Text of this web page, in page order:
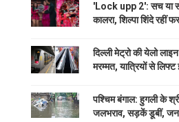
'Lock upp 2': सच या
कालरा, शिल्पा शिंदे रहीं
दिल्ली मेट्रो की येलो
मरम्मत, यात्रियों से
पश्चिम बंगाल: हुगली के
जलभराव, सड़कें डूबीं,